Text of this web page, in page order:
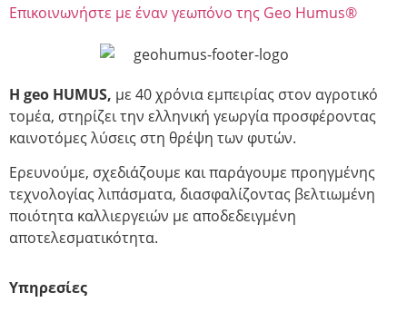
Επικοινωνήστε με έναν γεωπόνο της Geo Humus®
Η geo HUMUS, με 40 χρόνια εμπειρίας στον αγροτικό
τομέα, στηρίζει την ελληνική γεωργία προσφέροντας
καινοτόμες λύσεις στη θρέψη των φυτών.
Ερευνούμε, σχεδιάζουμε και παράγουμε προηγμένης
τεχνολογίας λιπάσματα, διασφαλίζοντας βελτιωμένη
ποιότητα καλλιεργειών με αποδεδειγμένη
αποτελεσματικότητα.
Υπηρεσίες